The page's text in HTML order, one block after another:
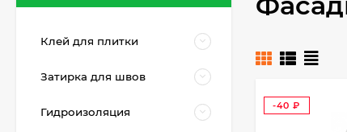
-40
Клей для плитки
Затирка для швов
Гидроизоляция